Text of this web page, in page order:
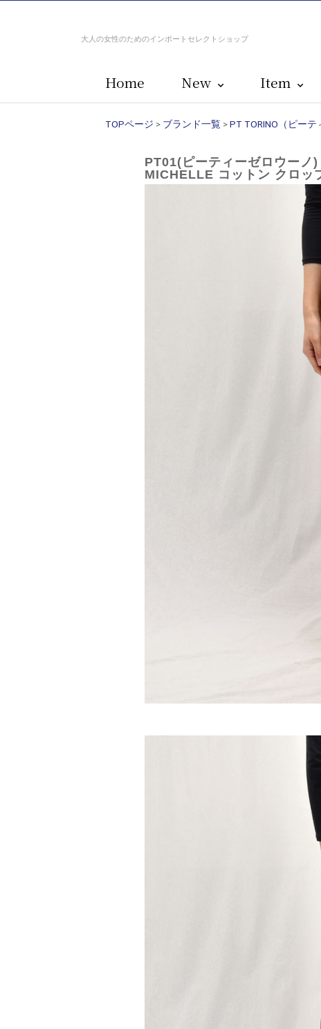
大人の女性のためのインポートセレクトショップ
Home New Item
TOPページ > ブランド一覧 >PT TORINO（ピーテ
PT01(ピーティーゼロウーノ)
MICHELLE コットン クロッ